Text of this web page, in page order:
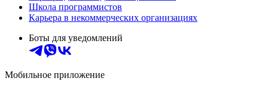
Школа программистов
Карьера в некоммерческих организациях
Боты для уведомлений
Мобильное приложение